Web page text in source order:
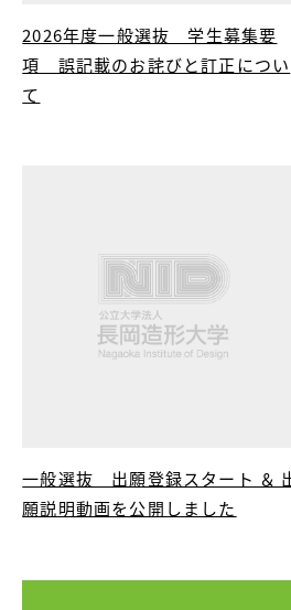
2026年度一般選抜 学生募集要
項 誤記載のお詫びと訂正につい
て
一般選抜 出願登録スタート ＆
願説明動画を公開しました